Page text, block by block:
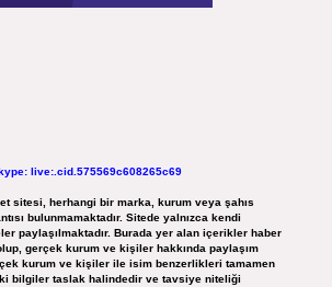
live:.cid.575569c608265c69
sitesi, herhangi bir marka, kurum veya şahıs
bulunmamaktadır. Sitede yalnızca kendi
paylaşılmaktadır. Burada yer alan içerikler haber
gerçek kurum ve kişiler hakkında paylaşım
kurum ve kişiler ile isim benzerlikleri tamamen
bilgiler taslak halindedir ve tavsiye niteliği